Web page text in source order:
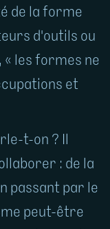
de la forme
d'outils ou
les formes ne
et
t-on ? Il
: de la
passant par le
peut-être